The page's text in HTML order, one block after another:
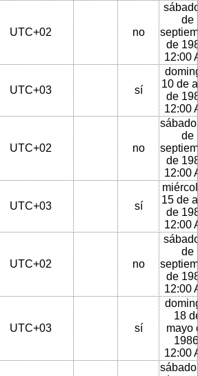
UTC+02 no
de
de
12:00
UTC+03 sí
10 de
de
12:00
UTC+02 no
de
de
12:00
UTC+03 sí
15 de
de
12:00
UTC+02 no
de
de
12:00
UTC+03 sí
18
mayo
12:00